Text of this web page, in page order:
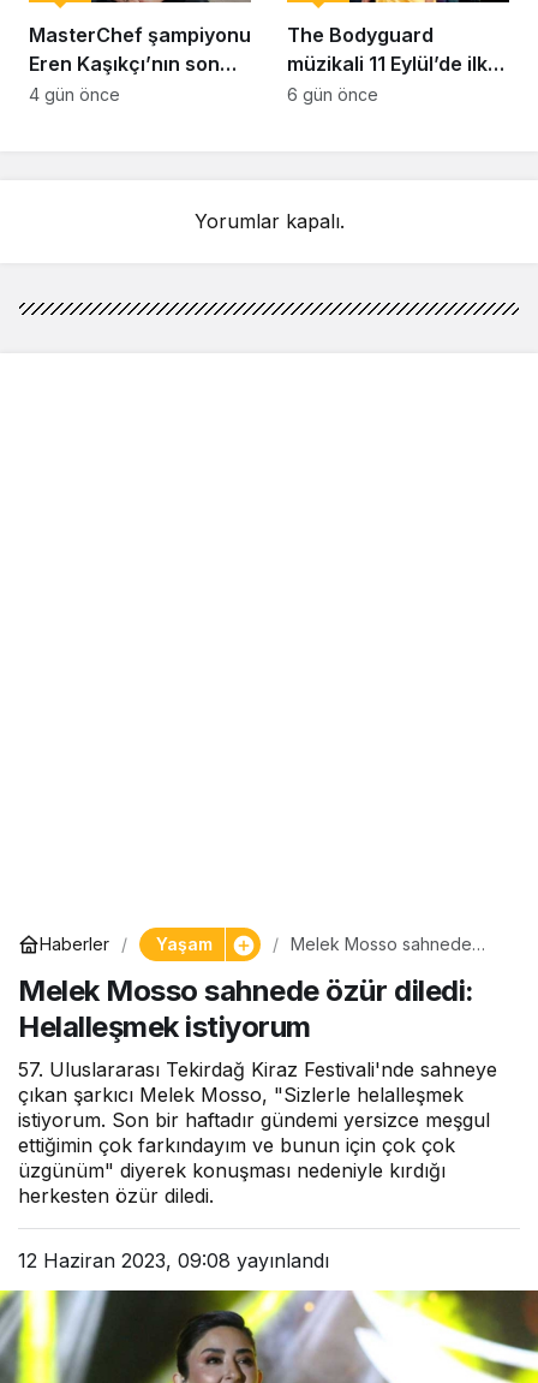
MasterChef şampiyonu
Eren Kaşıkçı’nın son
anlarındaki kahreden
4 gün önce
The Bodyguard
müzikali 11 Eylül’de ilk
kez Türkiye’de
6 gün önce
Yorumlar kapalı.
Haberler Yaşam
Melek Mosso sahnede
istiyorum
Melek Mosso sahnede özür diledi:
Helalleşmek istiyorum
57. Uluslararası Tekirdağ Kiraz Festivali'nde sahneye
çıkan şarkıcı Melek Mosso, "Sizlerle helalleşmek
istiyorum. Son bir haftadır gündemi yersizce meşgul
ettiğimin çok farkındayım ve bunun için çok çok
üzgünüm" diyerek konuşması nedeniyle kırdığı
herkesten özür diledi.
12 Haziran 2023, 09:08 yayınlandı